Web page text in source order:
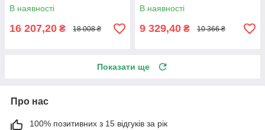
В наявності
16 207,20 ₴ 18 008 ₴
В наявності
9 329,40 ₴ 10 366 ₴
Показати ще
Про нас
100% позитивних з 15 відгуків за рік